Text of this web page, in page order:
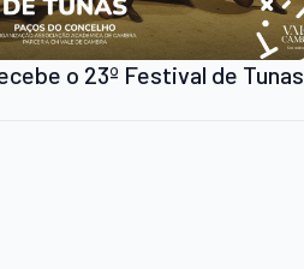
o 23º Festival de Tunas